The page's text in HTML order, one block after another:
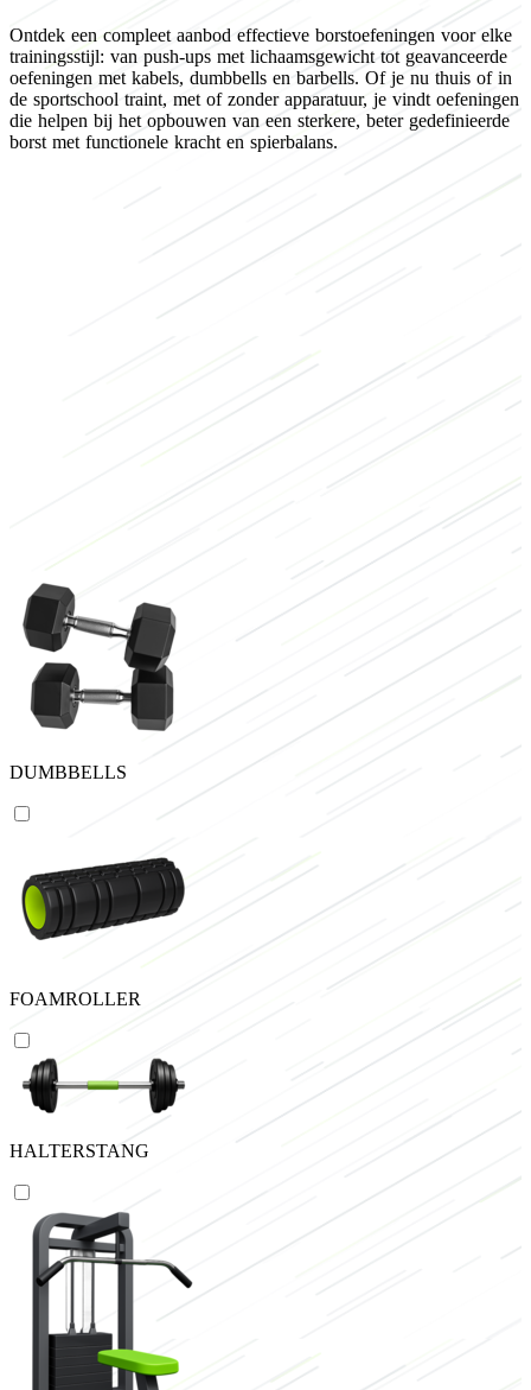
Ontdek een compleet aanbod effectieve borstoefeningen voor elke
trainingsstijl: van push-ups met lichaamsgewicht tot geavanceerde
oefeningen met kabels, dumbbells en barbells. Of je nu thuis of in
de sportschool traint, met of zonder apparatuur, je vindt oefeningen
die helpen bij het opbouwen van een sterkere, beter gedefinieerde
borst met functionele kracht en spierbalans.
DUMBBELLS
FOAMROLLER
HALTERSTANG